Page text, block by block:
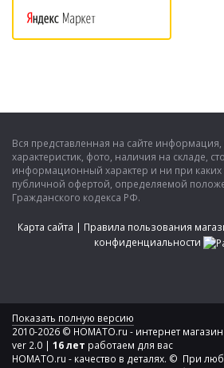
Вся представленная на сайте
характеристик, фото, наличия на складе,
информационный характер и ни при каких
публичной офертой, определяемой
Гражданского кодекса РФ.
Карта сайта | Правила пользования
конфиденциальности
Показать полную версию
2010-2026 © HOMATO.ru - интернет
ver 2.0 | 16 лет работаем для вас
HOMATO.ru - качество в деталях. © При